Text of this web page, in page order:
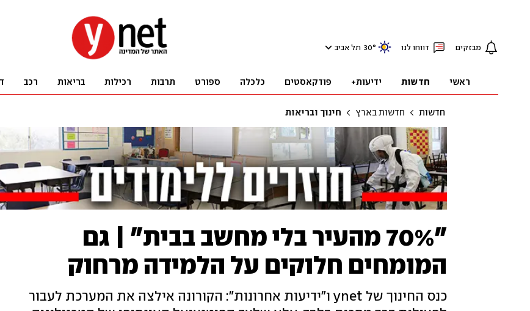
מבזקים דווחו לנו 30° תל אביב
ראשי חדשות ידיעות+ פודקאסטים כלכלה ספורט תרבות רכילות בריאות רכב
חדשות חדשות בארץ חינוך ובריאות
"70% מהעיר בלי מחשב בבית" | גם
המומחים חלוקים על הלמידה מרחוק
כנס החינוך של ynet ו"ידיעות אחרונות": הקורונה אילצה את המערכת לעבור